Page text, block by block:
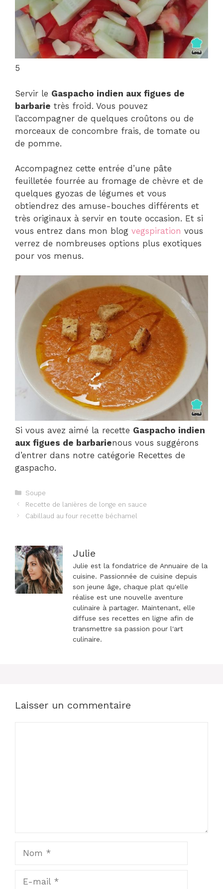
5
Servir le Gaspacho indien aux figues de
barbarie très froid. Vous pouvez
l’accompagner de quelques croûtons ou de
morceaux de concombre frais, de tomate ou
de pomme.
Accompagnez cette entrée d’une pâte
feuilletée fourrée au fromage de chèvre et de
quelques gyozas de légumes et vous
obtiendrez des amuse-bouches différents et
très originaux à servir en toute occasion. Et si
vous entrez dans mon blog vegspiration vous
verrez de nombreuses options plus exotiques
pour vos menus.
Si vous avez aimé la recette Gaspacho indien
aux figues de barbarienous vous suggérons
d’entrer dans notre catégorie Recettes de
gaspacho.
Catégories
Soupe
Navigation
des
Recette de lanières de longe en sauce
Cabillaud au four recette béchamel
Julie
Julie est la fondatrice de Annuaire de la
cuisine. Passionnée de cuisine depuis
son jeune âge, chaque plat qu'elle
réalise est une nouvelle aventure
culinaire à partager. Maintenant, elle
diffuse ses recettes en ligne afin de
transmettre sa passion pour l'art
culinaire.
Laisser un commentaire